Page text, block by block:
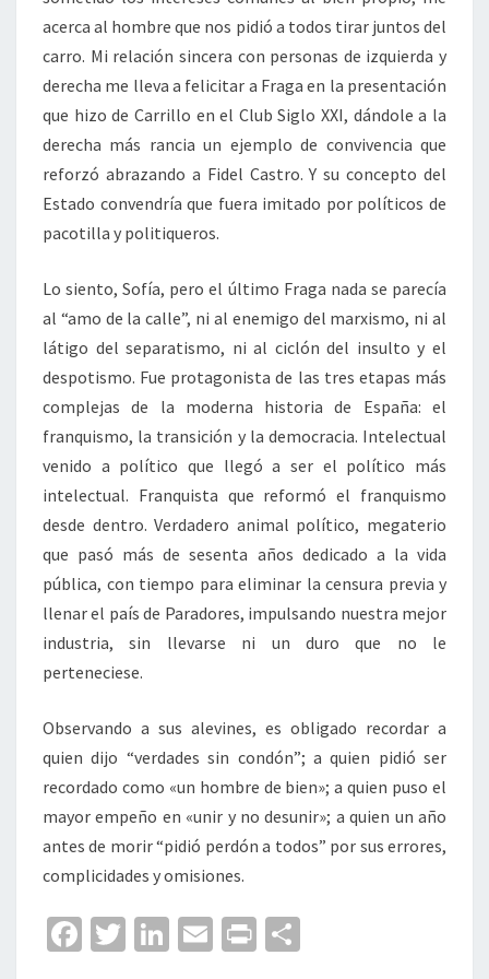
acerca al hombre que nos pidió a todos tirar juntos del
carro. Mi relación sincera con personas de izquierda y
derecha me lleva a felicitar a Fraga en la presentación
que hizo de Carrillo en el Club Siglo XXI, dándole a la
derecha más rancia un ejemplo de convivencia que
reforzó abrazando a Fidel Castro. Y su concepto del
Estado convendría que fuera imitado por políticos de
pacotilla y politiqueros.
Lo siento, Sofía, pero el último Fraga nada se parecía
al “amo de la calle”, ni al enemigo del marxismo, ni al
látigo del separatismo, ni al ciclón del insulto y el
despotismo. Fue protagonista de las tres etapas más
complejas de la moderna historia de España: el
franquismo, la transición y la democracia. Intelectual
venido a político que llegó a ser el político más
intelectual. Franquista que reformó el franquismo
desde dentro. Verdadero animal político, megaterio
que pasó más de sesenta años dedicado a la vida
pública, con tiempo para eliminar la censura previa y
llenar el país de Paradores, impulsando nuestra mejor
industria, sin llevarse ni un duro que no le
perteneciese.
Observando a sus alevines, es obligado recordar a
quien dijo “verdades sin condón”; a quien pidió ser
recordado como «un hombre de bien»; a quien puso el
mayor empeño en «unir y no desunir»; a quien un año
antes de morir “pidió perdón a todos” por sus errores,
complicidades y omisiones.
Fa T
Li
E
Pr